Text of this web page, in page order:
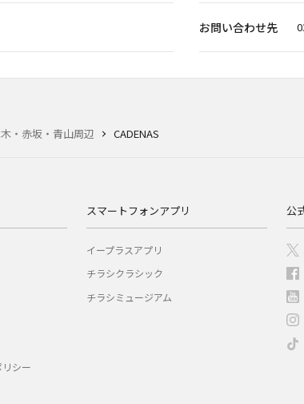
・赤坂・青山周辺 CADENAS
お問い合わせ先
シー
スマートフォンアプリ
イープラスアプリ
チラシクラシック
チラシミュージアム
公